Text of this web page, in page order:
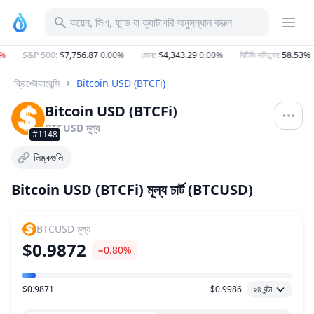
কয়েন, সিএ, ফান্ড বা ক্যাটাগরি অনুসন্ধান করুন
S&P 500:$7,756.870.00% সোনা:$4,343.290.00% বিটিসি ডমিনেন্স:58.53%
ক্রিপ্টোকারেন্সি Bitcoin USD (BTCFi)
#1148
Bitcoin USD (BTCFi)
BTCUSD মূল্য
লিঙ্কগুলি
Bitcoin USD (BTCFi) মূল্য চার্ট (BTCUSD)
BTCUSD মূল্য
$0.9872 −0.80%
মূল্য পরিসীমা
$0.9871 $0.9986 ২৪ ঘন্টা